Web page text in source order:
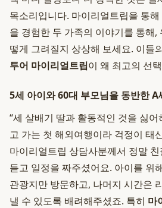
목소리입니다. 마이리얼트립을 통
을 경험한 두 가족의 이야기를 통해,
떻게 그려질지 상상해 보세요. 이들
투어 마이리얼트립이 왜 최고의 선
5세 아이와 60대 부모님을 동반한 A
“세 살배기 딸과 활동적인 것을 싫
고 가는 첫 해외여행이라 걱정이 태
마이리얼트립 상담사분께서 정말
듣고 일정을 짜주셨어요. 아이를 위
관광지만 방문하고, 나머지 시간은
낼 수 있도록 배려해주셨죠. 특히 마